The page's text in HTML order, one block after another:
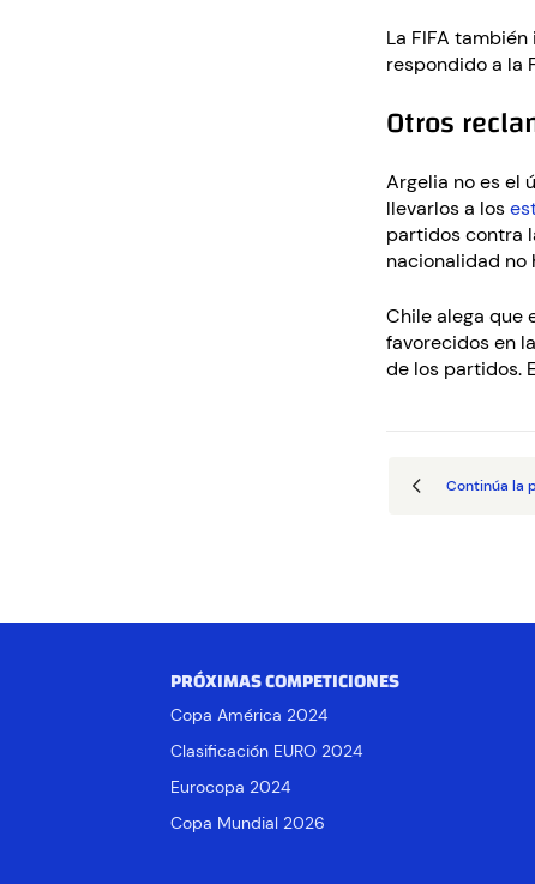
La FIFA
respondido a la
Otros
Argelia no es el
llevarlos a los
partidos contra
nacionalidad no
Chile alega que
favorecidos en
de los partidos.
Continúa la
PRÓXIMAS COMPETICIONES
Copa América 2024
Clasificación EURO 2024
Eurocopa 2024
Copa Mundial 2026